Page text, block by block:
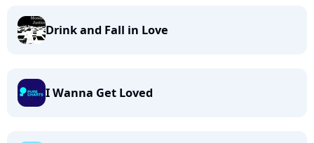
Drink and Fall in Love
I Wanna Get Loved